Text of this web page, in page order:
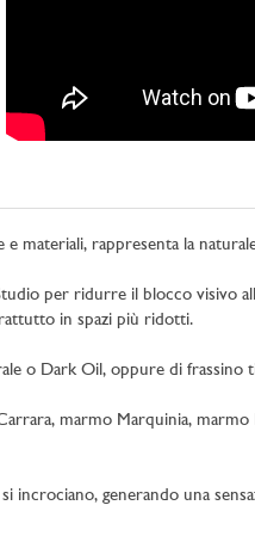
materiali, rappresenta la
per ridurre il blocco visivo
in spazi più ridotti.
o Dark Oil, oppure di
marmo Marquinia,
generando una